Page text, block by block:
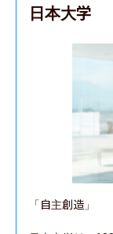
日本大学
「自主創造」